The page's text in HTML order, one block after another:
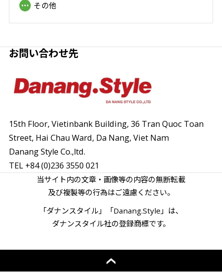
その他
お問い合わせ先
15th Floor, Vietinbank Building, 36 Tran Quoc Toan
Street, Hai Chau Ward, Da Nang, Viet Nam
Danang Style Co.,ltd.
TEL +84 (0)236 3550 021
当サイト内の文章・画像等の内容の無断転載
及び複製等の行為はご遠慮ください。
「ダナンスタイル」「Danang.Style」は、
ダナンスタイル社の登録商標です。